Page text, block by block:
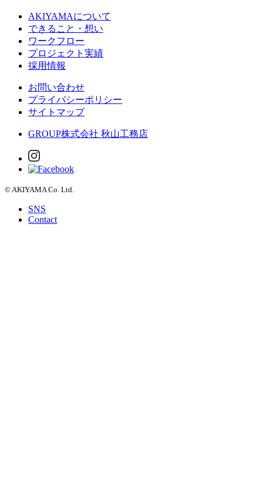
AKIYAMAについて
できること・想い
ワークフロー
プロジェクト実績
採用情報
お問い合わせ
プライバシーポリシー
サイトマップ
GROUP株式会社 秋山工務店
© AKIYAMA Co. Ltd.
SNS
Contact